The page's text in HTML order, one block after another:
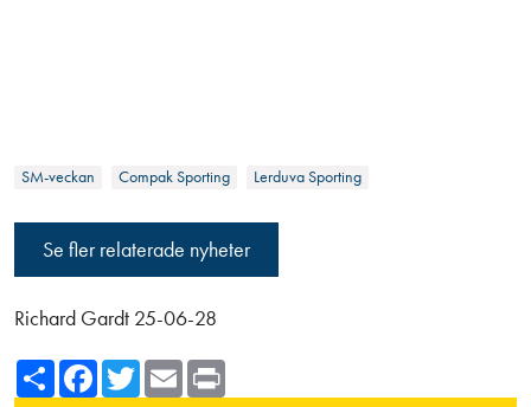
SM-veckan Compak Sporting Lerduva Sporting
Se fler relaterade nyheter
Richard Gardt 25-06-28
ShareFacebook
TwitterEmail